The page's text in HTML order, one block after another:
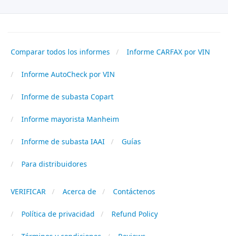
Comparar todos los informes Informe CARFAX por VIN
Informe AutoCheck por VIN
Informe de subasta Copart
Informe mayorista Manheim
Informe de subasta IAAI Guías
Para distribuidores
VERIFICAR Acerca de Contáctenos
Política de privacidad Refund Policy